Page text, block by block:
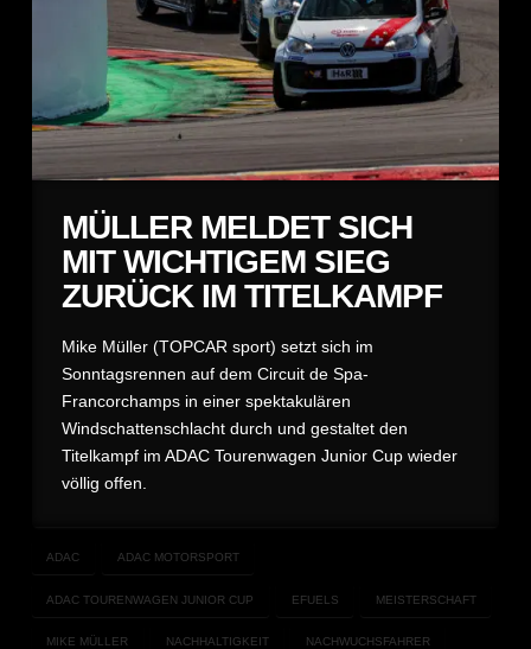
MÜLLER MELDET SICH
MIT WICHTIGEM SIEG
ZURÜCK IM TITELKAMPF
Mike Müller (TOPCAR sport) setzt sich im
Sonntagsrennen auf dem Circuit de Spa-
Francorchamps in einer spektakulären
Windschattenschlacht durch und gestaltet den
Titelkampf im ADAC Tourenwagen Junior Cup wieder
völlig offen.
ADAC ADAC MOTORSPORT
ADAC TOURENWAGEN JUNIOR CUP EFUELS MEISTERSCHAFT
MIKE MÜLLER NACHHALTIGKEIT NACHWUCHSFAHRER